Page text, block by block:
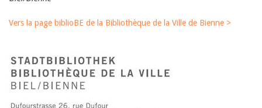
Vers la page biblioBE de la Bibliothèque de la Ville de Bienne >